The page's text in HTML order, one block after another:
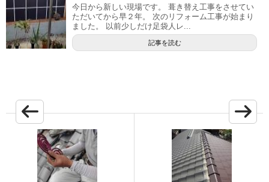
今日から新しい現場です。 葺き替え工事をさせてい
ただいてから早２年。 次のリフォーム工事が始まり
ました。 以前少しだけ足袋人レ...
記事を読む